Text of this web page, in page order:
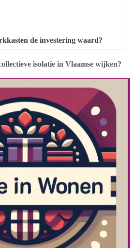
de investering waard?
isolatie in Vlaamse wijken?